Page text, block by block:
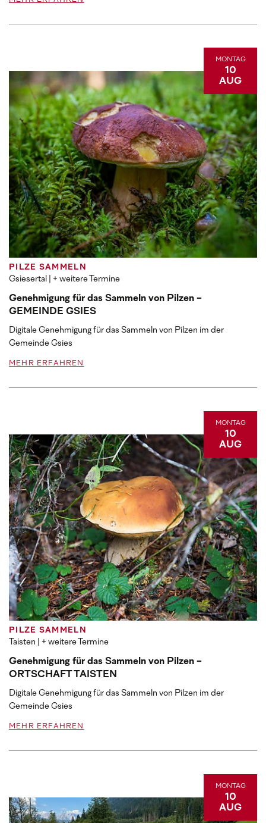
MONTAG
10
AUG
PILZE SAMMELN
Gsiesertal | + weitere Termine
Genehmigung für das Sammeln von Pilzen -
GEMEINDE GSIES
Digitale Genehmigung für das Sammeln von Pilzen im der
Gemeinde Gsies
MEHR ERFAHREN
MONTAG
10
AUG
PILZE SAMMELN
Taisten | + weitere Termine
Genehmigung für das Sammeln von Pilzen -
ORTSCHAFT TAISTEN
Digitale Genehmigung für das Sammeln von Pilzen im der
Gemeinde Gsies
MEHR ERFAHREN
MONTAG
10
AUG